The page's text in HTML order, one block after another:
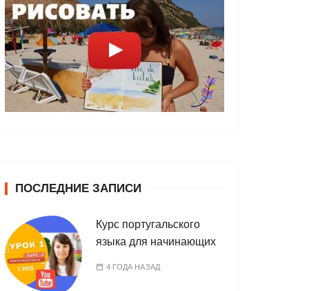
ПОСЛЕДНИЕ ЗАПИСИ
Курс португальского
языка для начинающих
4 ГОДА НАЗАД